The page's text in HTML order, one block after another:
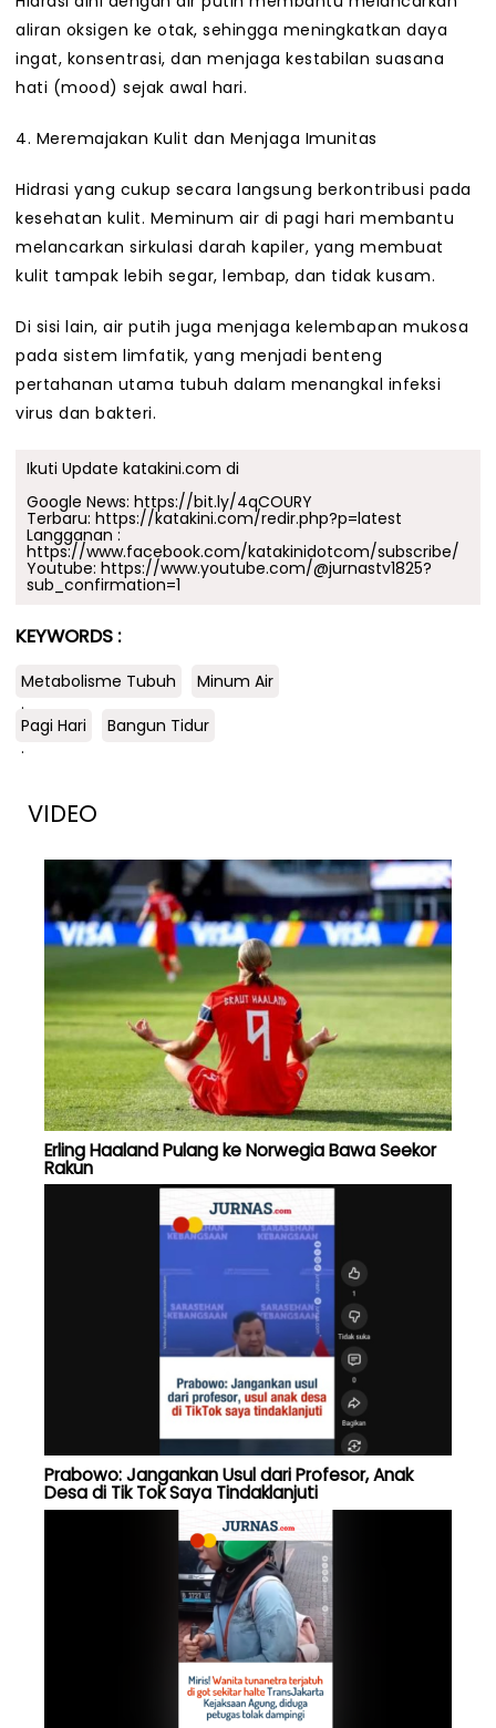
aliran oksigen ke otak, sehingga meningkatkan daya
ingat, konsentrasi, dan menjaga kestabilan suasana
hati (mood) sejak awal hari.
4. Meremajakan Kulit dan Menjaga Imunitas
Hidrasi yang cukup secara langsung berkontribusi pada
kesehatan kulit. Meminum air di pagi hari membantu
melancarkan sirkulasi darah kapiler, yang membuat
kulit tampak lebih segar, lembap, dan tidak kusam.
Di sisi lain, air putih juga menjaga kelembapan mukosa
pada sistem limfatik, yang menjadi benteng
pertahanan utama tubuh dalam menangkal infeksi
virus dan bakteri.
Ikuti Update katakini.com di
Google News: https://bit.ly/4qCOURY
Terbaru: https://katakini.com/redir.php?p=latest
Langganan :
https://www.facebook.com/katakinidotcom/subscribe/
Youtube: https://www.youtube.com/@jurnastv1825?
sub_confirmation=1
KEYWORDS :
Metabolisme Tubuh
Minum Air
.
Pagi Hari
Bangun Tidur
.
VIDEO
Erling Haaland Pulang ke Norwegia Bawa Seekor
Rakun
Prabowo: Jangankan Usul dari Profesor, Anak
Desa di Tik Tok Saya Tindaklanjuti